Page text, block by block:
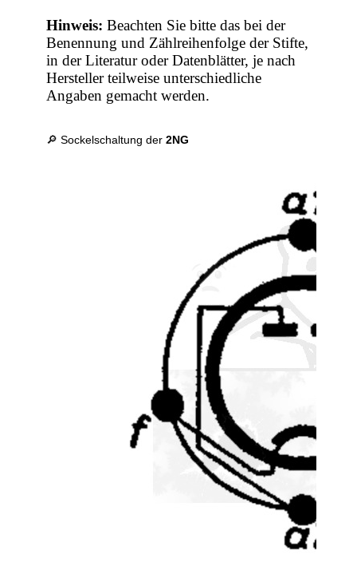
Hinweis: Beachten Sie bitte das bei der
Benennung und Zählreihenfolge der Stifte,
in der Literatur oder Datenblätter, je nach
Hersteller teilweise unterschiedliche
Angaben gemacht werden.
🔎 Sockelschaltung der2NG